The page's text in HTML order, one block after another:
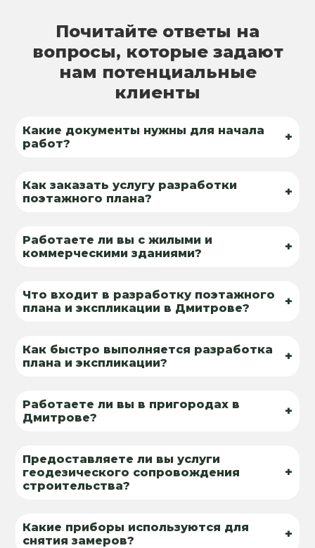
Почитайте ответы на
вопросы, которые задают
нам потенциальные
клиенты
Какие документы нужны для начала
работ?
+
Как заказать услугу разработки
поэтажного плана?
+
Работаете ли вы с жилыми и
коммерческими зданиями?
+
Что входит в разработку поэтажного
плана и экспликации в Дмитрове?
+
Как быстро выполняется разработка
плана и экспликации?
+
Работаете ли вы в пригородах в
Дмитрове?
+
Предоставляете ли вы услуги
геодезического сопровождения
строительства?
+
Какие приборы используются для
снятия замеров?
+